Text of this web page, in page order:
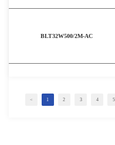
BLT32W500/2M-AC
< 1 2 3 4 5